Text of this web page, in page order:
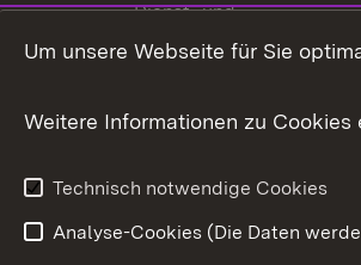
Dienst- und
Versorgungsbezüge
Weitere
Um unsere Webseite für Sie
Weitere Informationen zu Cookies
Technisch notwendige Cookies
Analyse-Cookies (Die Daten